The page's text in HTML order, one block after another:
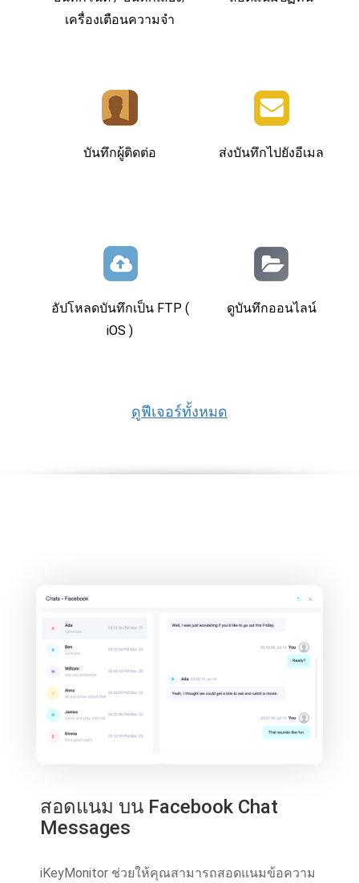
เครื่องเตือนความจำ
บันทึกผู้ติดต่อ ส่งบันทึกไปยังอีเมล
อัปโหลดบันทึกเป็น FTP (
iOS )
ดูบันทึกออนไลน์
ดูฟีเจอร์ทั้งหมด
สอดแนม บน Facebook Chat
Messages
iKeyMonitor ช่วยให้คุณสามารถสอดแนมข้อความ